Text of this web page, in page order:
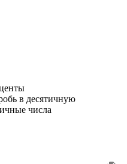
в десятичную
числа